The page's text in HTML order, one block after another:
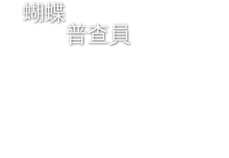
蝴蝶
普查員